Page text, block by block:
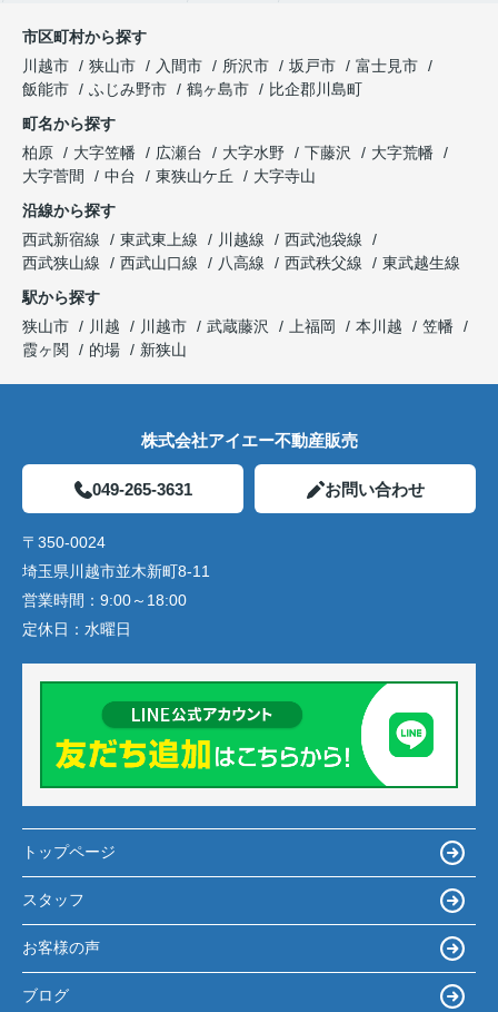
市区町村から探す
川越市
狭山市 入間市 所沢市 坂戸市
富士見市
飯能市
ふじみ野市 鶴ヶ島市
比企郡川島町
町名から探す
柏原
大字笠幡 広瀬台 大字水野 下藤沢
大字荒幡
大字菅間
中台 東狭山ケ丘
大字寺山
沿線から探す
西武新宿線
東武東上線 川越線
西武池袋線
西武狭山線
西武山口線 八高線 西武秩父線
東武越生線
駅から探す
狭山市
川越 川越市 武蔵藤沢 上福岡 本川越
笠幡
霞ヶ関
的場 新狭山
株式会社アイエー不動産販売
049-265-3631 お問い合わせ
〒350-0024
埼玉県川越市並木新町8-11
営業時間： 9:00～18:00
定休日： 水曜日
トップページ
スタッフ
お客様の声
ブログ